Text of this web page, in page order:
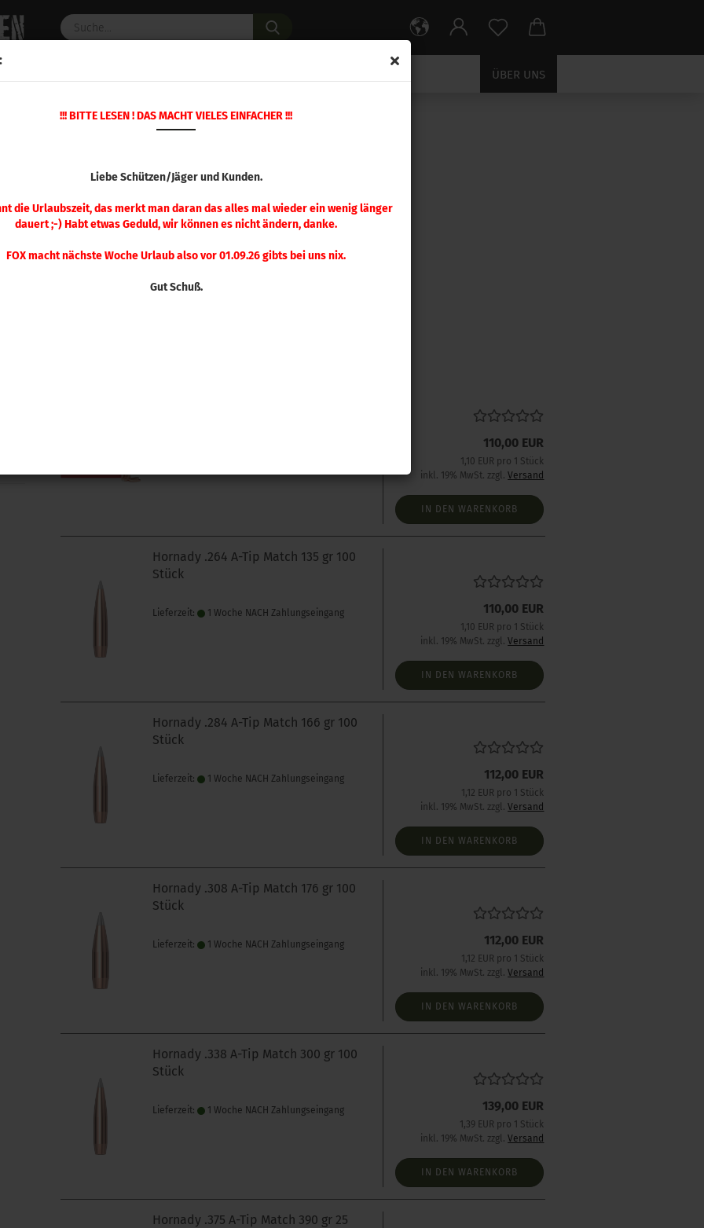
!!! BITTE LESEN ! DAS MACHT VIELES EINFACHER !!!
Liebe Schützen/Jäger und Kunden.
die Urlaubszeit, das merkt man daran das alles mal wieder ein wenig länger
dauert ;-) Habt etwas Geduld, wir können es nicht ändern, danke.
FOX macht nächste Woche Urlaub also vor 01.09.26 gibts bei uns nix.
Gut Schuß.
ÜBER UNS
Startseite » Geschosse » Hornady Geschosse
Sortieren nach
Sortieren nach
110,00 EUR
1,10 EUR pro 1 Stück
inkl. 19% MwSt. zzgl.Versand
IN DEN WARENKORB
Hornady .264 A-Tip Match 135 gr 100
Stück
Lieferzeit: 1 Woche NACH Zahlungseingang 110,00 EUR
1,10 EUR pro 1 Stück
inkl. 19% MwSt. zzgl.Versand
IN DEN WARENKORB
Hornady .284 A-Tip Match 166 gr 100
Stück
Lieferzeit: 1 Woche NACH Zahlungseingang 112,00 EUR
1,12 EUR pro 1 Stück
inkl. 19% MwSt. zzgl.Versand
IN DEN WARENKORB
Hornady .308 A-Tip Match 176 gr 100
Stück
Lieferzeit: 1 Woche NACH Zahlungseingang 112,00 EUR
1,12 EUR pro 1 Stück
inkl. 19% MwSt. zzgl.Versand
IN DEN WARENKORB
Hornady .338 A-Tip Match 300 gr 100
Stück
Lieferzeit: 1 Woche NACH Zahlungseingang 139,00 EUR
1,39 EUR pro 1 Stück
inkl. 19% MwSt. zzgl.Versand
IN DEN WARENKORB
Hornady .375 A-Tip Match 390 gr 25